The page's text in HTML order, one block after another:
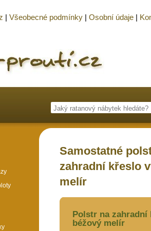
Samostatné
zahradní křeslo
melír
Polstr na zahradní
béžový melír
| Všeobecné podmínky | Osobní údaje |